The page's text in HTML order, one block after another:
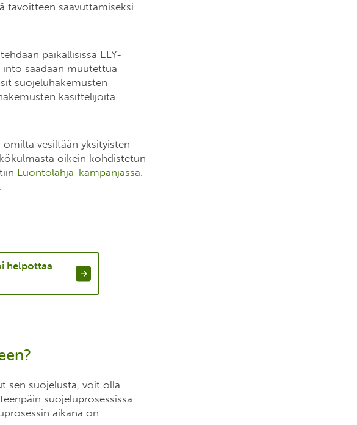
tavoitteen saavuttamiseksi
paikallisissa ELY-
saadaan muutettua
suojeluhakemusten
käsittelijöitä
vesiltään yksityisten
oikein kohdistetun
Luontolahja-kampanjassa.
helpottaa
sen suojelusta, voit olla
suojeluprosessissa.
aikana on